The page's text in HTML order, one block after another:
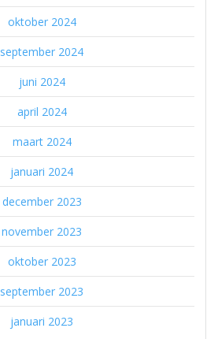
oktober 2024
september 2024
juni 2024
april 2024
maart 2024
januari 2024
december 2023
november 2023
oktober 2023
september 2023
januari 2023